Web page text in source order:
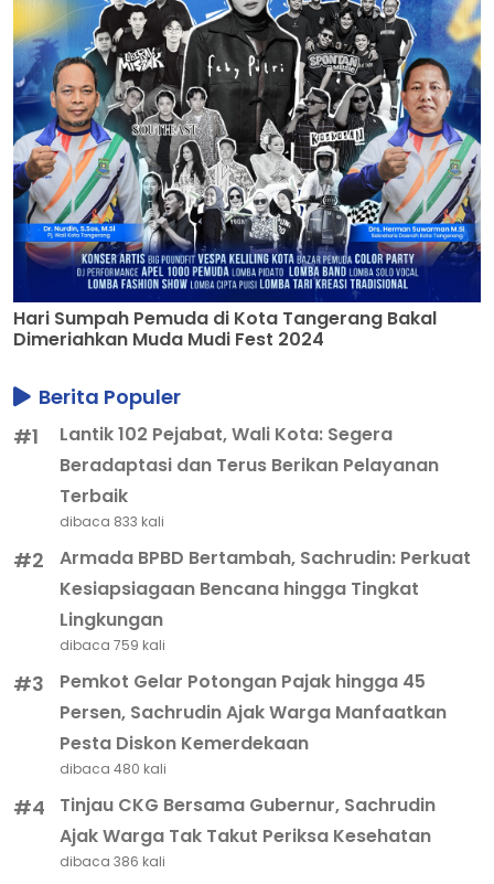
Hari Sumpah Pemuda di Kota Tangerang Bakal
Dimeriahkan Muda Mudi Fest 2024
Berita Populer
#1
Lantik 102 Pejabat, Wali Kota: Segera
Beradaptasi dan Terus Berikan Pelayanan
Terbaik
dibaca 833 kali
#2
Armada BPBD Bertambah, Sachrudin: Perkuat
Kesiapsiagaan Bencana hingga Tingkat
Lingkungan
dibaca 759 kali
#3
Pemkot Gelar Potongan Pajak hingga 45
Persen, Sachrudin Ajak Warga Manfaatkan
Pesta Diskon Kemerdekaan
dibaca 480 kali
#4
Tinjau CKG Bersama Gubernur, Sachrudin
Ajak Warga Tak Takut Periksa Kesehatan
dibaca 386 kali